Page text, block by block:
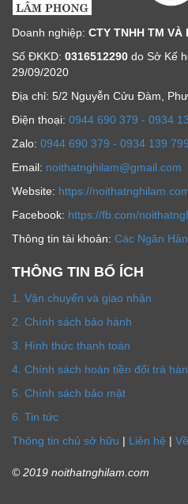
Doanh nghiệp: CTY TNHH TM VÀ
Số ĐKKD: 0316512290 do Sở Kế
29/09/2020
Địa chỉ: 5/2 Nguyễn Cửu Đàm,
Ðiện thoại: 0944 690 379 - 0934
Zalo: 0944 690 379 - 0934 139 799
Email: noithatnghilam@gmail.com
Website: https://
Facebook: https://fb.com/
Thông tin tài khoản: Các Ngân
THÔNG TIN BỔ ÍCH
1. Vận chuyển và giao nhận
2. Chính sách bảo hành
3. Hình thức thanh toán
4. Chính sách hoàn tiền đổi trả
5. Chính sách bảo mật
6. Tin tức
Thông tin chủ sở hữu | Liên hệ |
© 2019 noithatnghilam.com